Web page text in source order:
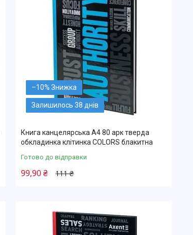
–10%
Залишилось 38 днів
Книга канцелярська А4 80 арк тверда
обкладинка клітинка COLORS блакитна
Готово до відправки
111 ₴
99,90 ₴